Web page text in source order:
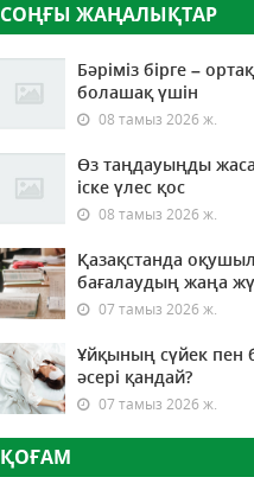
СОҢҒЫ ЖАҢАЛЫҚТАР
Бәріміз бірге – ортақ
болашақ үшін
08 тамыз 2026 ж.
Өз таңдауыңды
іске үлес қос
08 тамыз 2026 ж.
Қазақстанда
бағалаудың жаңа
07 тамыз 2026 ж.
Ұйқының сүйек пен
әсері қандай?
07 тамыз 2026 ж.
ҚОҒАМ